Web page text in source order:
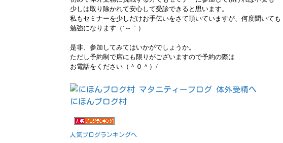
少しは取り除かれて安心して受診できる と 思います。
私もセミナーを少しだけお手伝いをさて頂いていますが、何度聞いても
勉強になります（´～｀）
是非、参加してみてはいかがでしょうか。
ただし予約制で席にも限りがございますので予約の際は
お電話をください（＾０＾） /
にほんブログ村
人気ブログランキングへ